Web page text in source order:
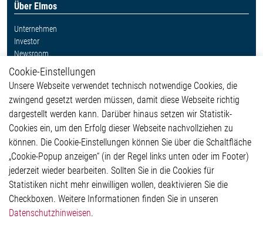
Über Elmos
Unternehmen
Investor
Newsroom
Weitere Links
Glossar
Kontakt
Hinweisgeberschutzsystem
Impressum
Datenschutzerklärung
Cookie-Popup anzeigen
Cookie-Einstellungen
Unsere Webseite verwendet technisch notwendige Cookies, die
zwingend gesetzt werden müssen, damit diese Webseite richtig
dargestellt werden kann. Darüber hinaus setzen wir Statistik-
Cookies ein, um den Erfolg dieser Webseite nachvollziehen zu
können. Die Cookie-Einstellungen können Sie über die Schaltfläche
„Cookie-Popup anzeigen“ (in der Regel links unten oder im Footer)
jederzeit wieder bearbeiten. Sollten Sie in die Cookies für
Statistiken nicht mehr einwilligen wollen, deaktivieren Sie die
Checkboxen. Weitere Informationen finden Sie in unseren
Datenschutzhinweisen.